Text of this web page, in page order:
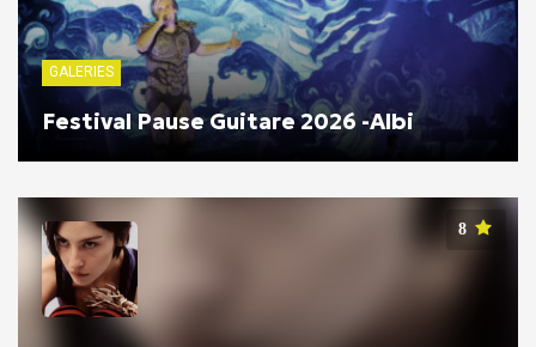
GALERIES
Festival Pause Guitare 2026 -Albi
8